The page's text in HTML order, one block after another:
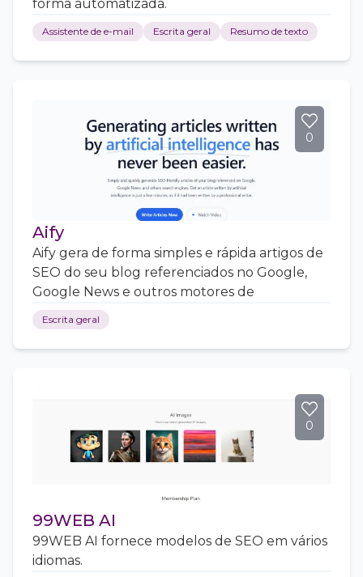
forma automatizada.
Assistente de e-mail Escrita geral Resumo de texto
0
Aify
Aify gera de forma simples e rápida artigos de
SEO do seu blog referenciados no Google,
Google News e outros motores de
Escrita geral
0
99WEB AI
99WEB AI fornece modelos de SEO em vários
idiomas.